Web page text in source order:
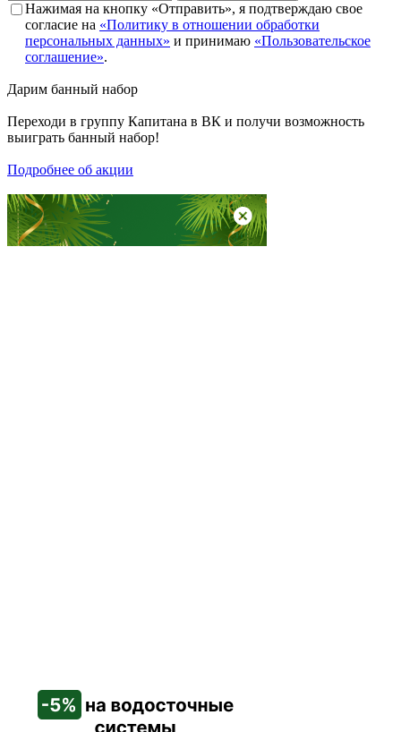
Нажимая на кнопку «Отправить», я подтверждаю свое
согласие на «Политику в отношении обработки
персональных данных» и принимаю «Пользовательское
соглашение».
Дарим банный набор
Переходи в группу Капитана в ВК и получи возможность
выиграть банный набор!
Подробнее об акции